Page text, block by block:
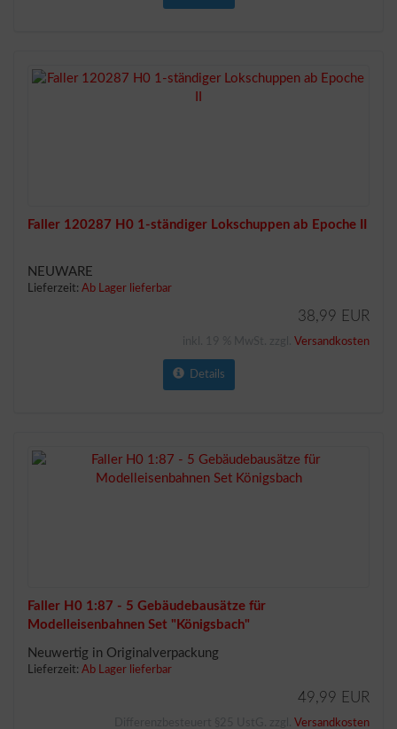
Faller 120287 H0 1-ständiger Lokschuppen ab Epoche II
NEUWARE
Lieferzeit: Ab Lager lieferbar
38,99 EUR
Versandkosten
Details
Faller H0 1:87 - 5 Gebäudebausätze für
Modelleisenbahnen Set "Königsbach"
Neuwertig in Originalverpackung
Lieferzeit: Ab Lager lieferbar
49,99 EUR
Versandkosten